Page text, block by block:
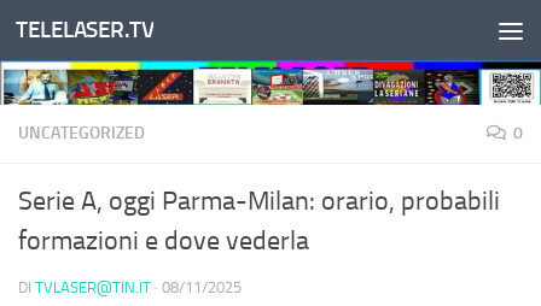
Salta al contenuto
TELELASER.TV
UNCATEGORIZED 0
Serie A, oggi Parma-Milan: orario, probabili
formazioni e dove vederla
DI TVLASER@TIN.IT · 08/11/2025